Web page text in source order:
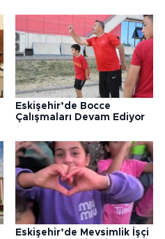
Eskişehir’de Bocce
Çalışmaları Devam Ediyor
Eskişehir’de Mevsimlik İşçi